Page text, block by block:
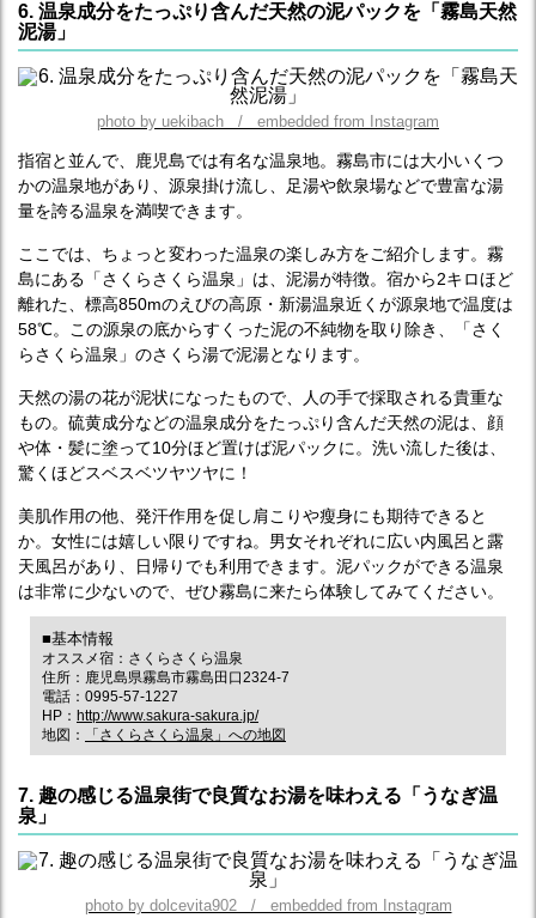
6. 温泉成分をたっぷり含んだ天然の泥パックを「霧島天然
泥湯」
photo by uekibach / embedded from Instagram
指宿と並んで、鹿児島では有名な温泉地。霧島市には大小いくつ
かの温泉地があり、源泉掛け流し、足湯や飲泉場などで豊富な湯
量を誇る温泉を満喫できます。
ここでは、ちょっと変わった温泉の楽しみ方をご紹介します。霧
島にある「さくらさくら温泉」は、泥湯が特徴。宿から2キロほど
離れた、標高850mのえびの高原・新湯温泉近くが源泉地で温度は
58℃。この源泉の底からすくった泥の不純物を取り除き、「さく
らさくら温泉」のさくら湯で泥湯となります。
天然の湯の花が泥状になったもので、人の手で採取される貴重な
もの。硫黄成分などの温泉成分をたっぷり含んだ天然の泥は、顔
や体・髪に塗って10分ほど置けば泥パックに。洗い流した後は、
驚くほどスベスベツヤツヤに！
美肌作用の他、発汗作用を促し肩こりや瘦身にも期待できると
か。女性には嬉しい限りですね。男女それぞれに広い内風呂と露
天風呂があり、日帰りでも利用できます。泥パックができる温泉
は非常に少ないので、ぜひ霧島に来たら体験してみてください。
■基本情報
オススメ宿：さくらさくら温泉
住所：鹿児島県霧島市霧島田口2324-7
電話：0995-57-1227
HP： http://www.sakura-sakura.jp/
地図：
「さくらさくら温泉」への地図
7. 趣の感じる温泉街で良質なお湯を味わえる「うなぎ温
泉」
photo by dolcevita902 / embedded from Instagram